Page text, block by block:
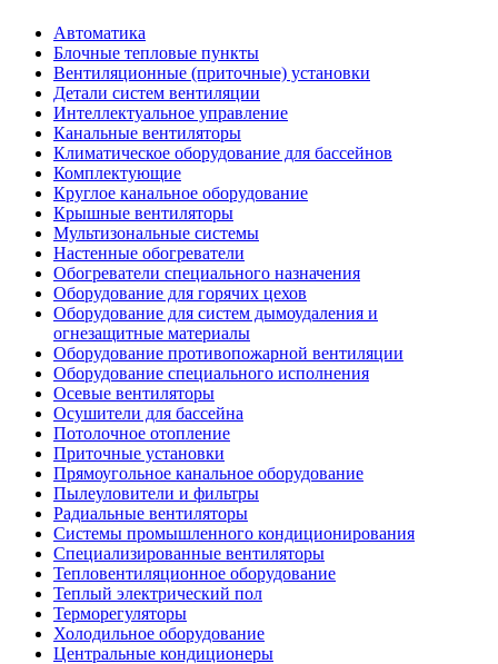
Автоматика
Блочные тепловые пункты
Вентиляционные (приточные) установки
Детали систем вентиляции
Интеллектуальное управление
Канальные вентиляторы
Климатическое оборудование для бассейнов
Комплектующие
Круглое канальное оборудование
Крышные вентиляторы
Мультизональные системы
Настенные обогреватели
Обогреватели специального назначения
Оборудование для горячих цехов
Оборудование для систем дымоудаления и
огнезащитные материалы
Оборудование противопожарной вентиляции
Оборудование специального исполнения
Осевые вентиляторы
Осушители для бассейна
Потолочное отопление
Приточные установки
Прямоугольное канальное оборудование
Пылеуловители и фильтры
Радиальные вентиляторы
Системы промышленного кондиционирования
Специализированные вентиляторы
Тепловентиляционное оборудование
Теплый электрический пол
Терморегуляторы
Холодильное оборудование
Центральные кондиционеры